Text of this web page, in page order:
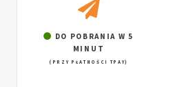
DO POBRANIA W 5
MINUT
(PRZY PŁATNOŚCI TPAY)